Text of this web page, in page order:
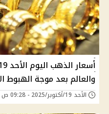
والعالم بعد موجة الهبوط
الأحد 19/أكتوبر/2025 - 09:28 ص